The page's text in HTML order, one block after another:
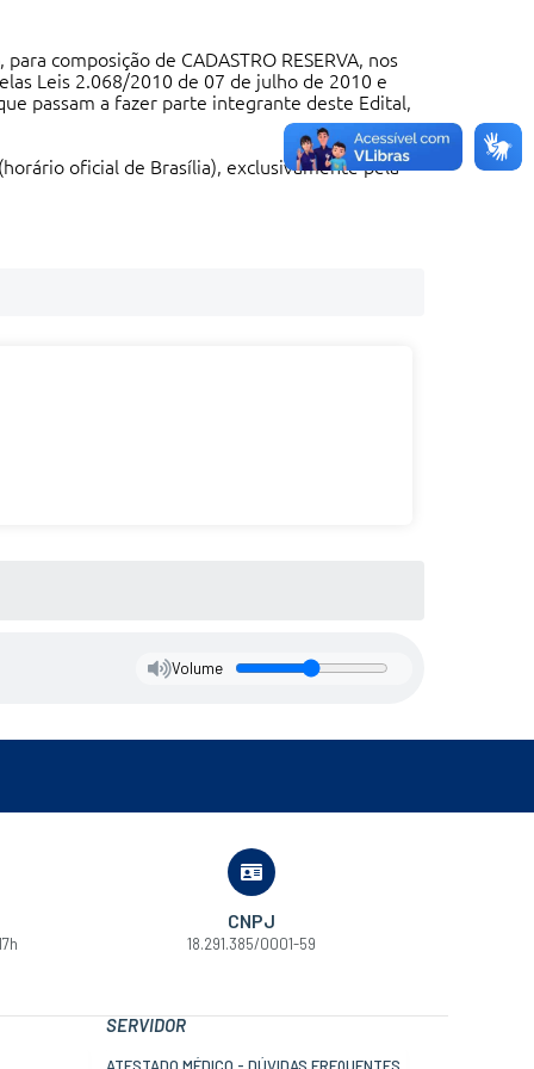
composição de CADASTRO RESERVA, nos
Leis 2.068/2010 de 07 de julho de 2010 e
passam a fazer parte integrante deste Edital,
oficial de Brasília), exclusivamente pela
Volume
CNPJ
18.291.385/0001-59
SERVIDOR